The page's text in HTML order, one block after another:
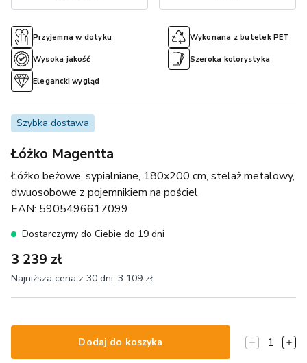
Szybka dostawa
Łóżko Magentta
Łóżko beżowe, sypialniane, 180x200 cm, stelaż metalowy,
dwuosobowe z pojemnikiem na pościel
EAN: 5905496617099
Dostarczymy do Ciebie do 19 dni
3 239 zł
Najniższa cena z 30 dni: 3 109 zł
Przyjemna w dotyku Wykonana z butelek PET
Wysoka jakość Szeroka kolorystyka
Elegancki wygląd
Dodaj do koszyka 1